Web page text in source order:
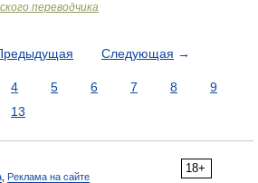
переводчика
Следующая →
4 5 6 7 8
9
13
18+
Реклама на сайте